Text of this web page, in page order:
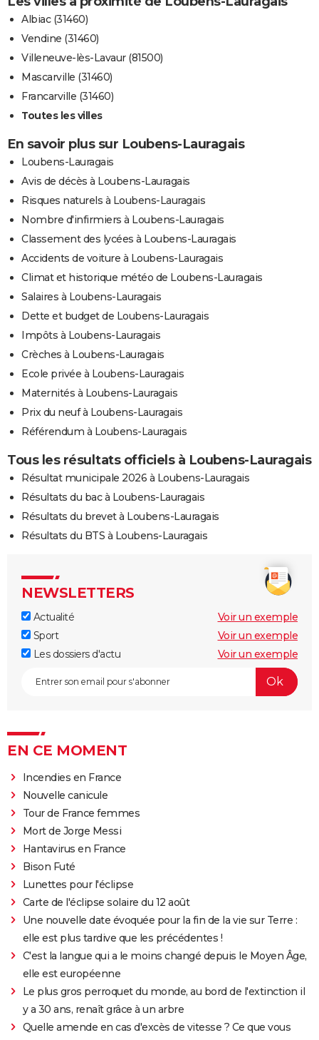
Albiac (31460)
Vendine (31460)
Villeneuve-lès-Lavaur (81500)
Mascarville (31460)
Francarville (31460)
Toutes les villes
En savoir plus sur Loubens-Lauragais
Loubens-Lauragais
Avis de décès à Loubens-Lauragais
Risques naturels à Loubens-Lauragais
Nombre d'infirmiers à Loubens-Lauragais
Classement des lycées à Loubens-Lauragais
Accidents de voiture à Loubens-Lauragais
Climat et historique météo de Loubens-Lauragais
Salaires à Loubens-Lauragais
Dette et budget de Loubens-Lauragais
Impôts à Loubens-Lauragais
Crèches à Loubens-Lauragais
Ecole privée à Loubens-Lauragais
Maternités à Loubens-Lauragais
Prix du neuf à Loubens-Lauragais
Référendum à Loubens-Lauragais
Tous les résultats officiels à Loubens-Lauragais
Résultat municipale 2026 à Loubens-Lauragais
Résultats du bac à Loubens-Lauragais
Résultats du brevet à Loubens-Lauragais
Résultats du BTS à Loubens-Lauragais
NEWSLETTERS
Actualité
Voir un exemple
Sport
Voir un exemple
Les dossiers d'actu
Voir un exemple
EN CE MOMENT
Incendies en France
Nouvelle canicule
Tour de France femmes
Mort de Jorge Messi
Hantavirus en France
Bison Futé
Lunettes pour l'éclipse
Carte de l'éclipse solaire du 12 août
Une nouvelle date évoquée pour la fin de la vie sur Terre :
elle est plus tardive que les précédentes !
C'est la langue qui a le moins changé depuis le Moyen Âge,
elle est européenne
Le plus gros perroquet du monde, au bord de l'extinction il
y a 30 ans, renaît grâce à un arbre
Quelle amende en cas d'excès de vitesse ? Ce que vous